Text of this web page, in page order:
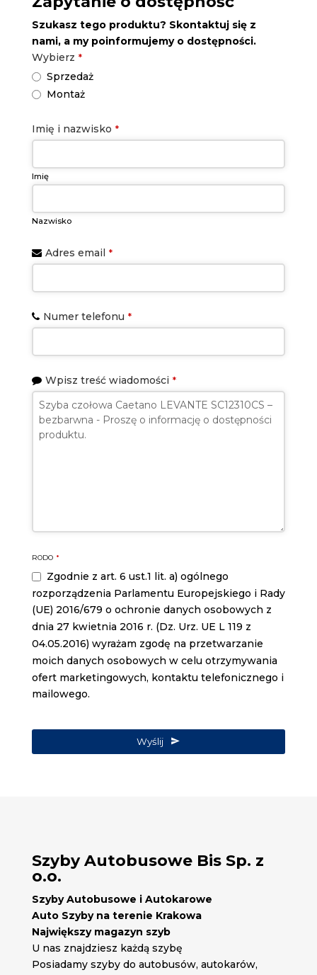
Szukasz tego produktu? Skontaktuj się z
nami, a my poinformujemy o dostępności.
Wybierz *
Sprzedaż
Montaż
Imię i nazwisko *
Imię
Nazwisko
Email
Address
Adres email *
Numer telefonu *
Wpisz treść wiadomości *
RODO *
Zgodnie z art. 6 ust.1 lit. a) ogólnego
rozporządzenia Parlamentu Europejskiego i Rady
(UE) 2016/679 o ochronie danych osobowych z
dnia 27 kwietnia 2016 r. (Dz. Urz. UE L 119 z
04.05.2016) wyrażam zgodę na przetwarzanie
moich danych osobowych w celu otrzymywania
ofert marketingowych, kontaktu telefonicznego i
mailowego.
Wyślij
Szyby Autobusowe Bis Sp. z
o.o.
Szyby Autobusowe i Autokarowe
Auto Szyby na terenie Krakowa
Największy magazyn szyb
U nas znajdziesz każdą szybę
Posiadamy szyby do autobusów, autokarów,